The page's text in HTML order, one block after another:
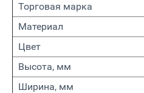
Торговая марка
Материал
Цвет
Высота, мм
Ширина, мм